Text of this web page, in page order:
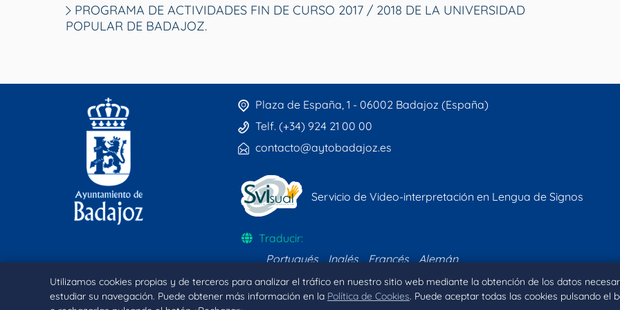
Utilizamos cookies propias y de terceros para analizar el tráfico en nuestro sitio web mediante la obtención de los datos
estudiar su navegación. Puede obtener más información en la Política de Cookies. Puede aceptar todas las cookies pulsando el
PROGRAMA DE ACTIVIDADES FIN DE CURSO 2017 / 2018 DE LA UNIVERSIDAD
POPULAR DE BADAJOZ.
Plaza de España, 1 - 06002 Badajoz (España)
Telf. (+34) 924 21 00 00
contacto@aytobadajoz.es
Servicio de Video-interpretación en Lengua de Signos
Traducir:
Portugués
Inglés Francés Alemán
Aviso legal Política de